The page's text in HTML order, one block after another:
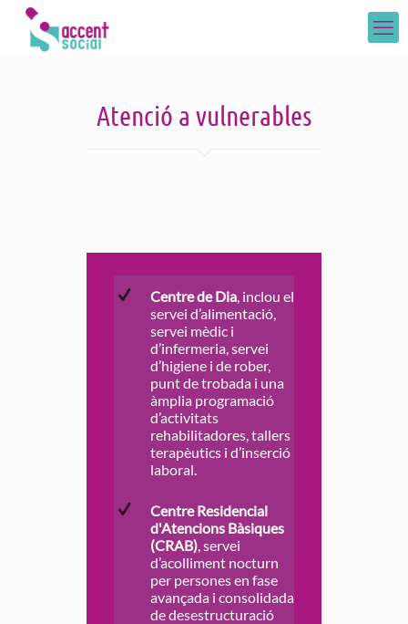
Atenció a vulnerables
Centre de Dia, inclou el
servei d’alimentació,
servei mèdic i
d’infermeria, servei
d’higiene i de rober,
punt de trobada i una
àmplia programació
d’activitats
rehabilitadores, tallers
terapèutics i d’inserció
laboral.
Centre Residencial
d'Atencions Bàsiques
(CRAB), servei
d’acolliment nocturn
per persones en fase
avançada i consolidada
de desestructuració